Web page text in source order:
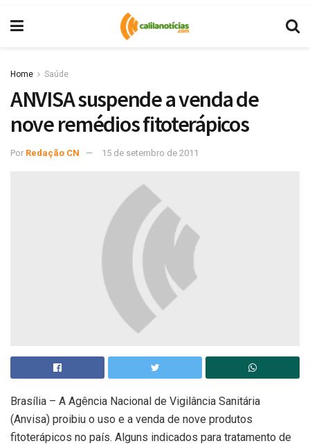
Home Saúde
ANVISA suspende a venda de
nove remédios fitoterápicos
Por Redação CN 15 de setembro de 2011
Brasília – A Agência Nacional de Vigilância Sanitária
(Anvisa) proibiu o uso e a venda de nove produtos
fitoterápicos no país. Alguns indicados para tratamento de